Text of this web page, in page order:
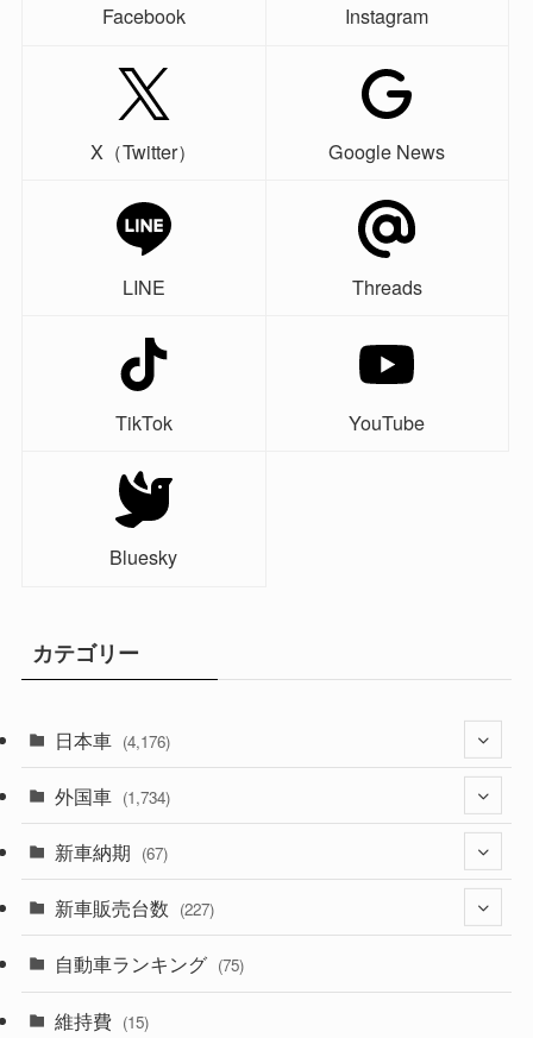
Facebook Instagram
X（Twitter） Google News
LINE Threads
TikTok YouTube
Bluesky
カテゴリー
日本車 (4,176)
(1,322)
(330)
(526)
(357)
外国車 (1,734)
(242)
新車納期 (67)
(28)
(8)
新車販売台数 (227)
(21)
自動車ランキング (75)
維持費 (15)